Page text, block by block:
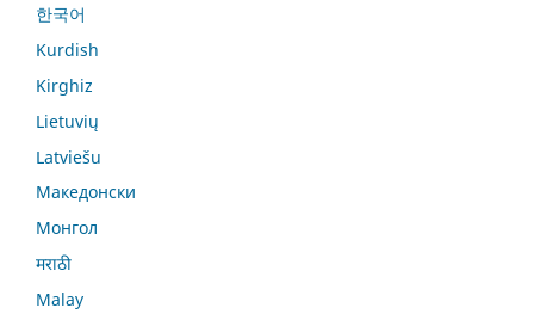
한국어
Kurdish
Kirghiz
Lietuvių
Latviešu
Македонски
Монгол
मराठी
Malay